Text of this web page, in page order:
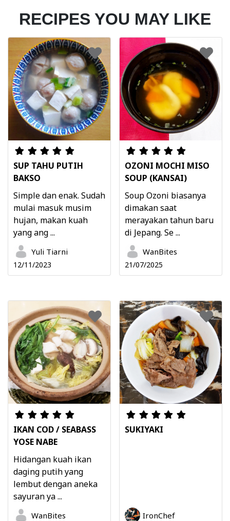
RECIPES YOU MAY LIKE
SUP TAHU PUTIH
BAKSO
Simple dan enak. Sudah
mulai masuk musim
hujan, makan kuah
yang ang ...
Yuli Tiarni
12/11/2023
OZONI MOCHI MISO
SOUP (KANSAI)
Soup Ozoni biasanya
dimakan saat
merayakan tahun baru
di Jepang. Se ...
WanBites
21/07/2025
IKAN COD / SEABASS
YOSE NABE
Hidangan kuah ikan
daging putih yang
lembut dengan aneka
sayuran ya ...
WanBites
SUKIYAKI
IronChef